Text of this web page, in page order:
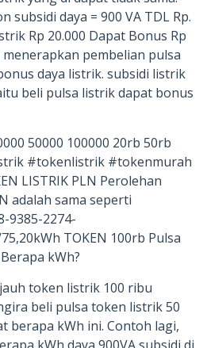
subsidi daya = 900 VA TDL Rp.
Rp 20.000 Dapat Bonus Rp
menerapkan pembelian pulsa
daya listrik. subsidi listrik
beli pulsa listrik dapat bonus
50000 100000 20rb 50rb
#tokenlistrik #tokenmurah
LISTRIK PLN Perolehan
adalah sama seperti
9385-2274-
TOKEN 100rb Pulsa
kWh?
token listrik 100 ribu
beli pulsa token listrik 50
berapa kWh ini. Contoh lagi,